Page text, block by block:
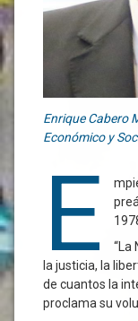
Enrique Cabero
Económico y
E
“La
la justicia, la
de cuantos la
proclama su